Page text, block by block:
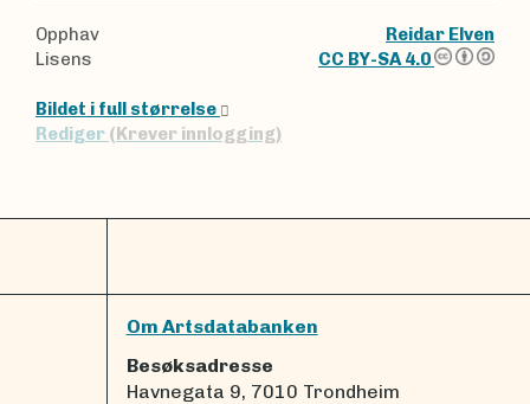
Opphav
Reidar Elven
Lisens
CC BY-SA 4.0
Bildet i full størrelse
Rediger (Krever innlogging)
Om Artsdatabanken
Besøksadresse
Havnegata 9, 7010 Trondheim